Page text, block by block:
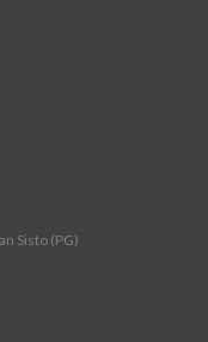
Sisto (PG)